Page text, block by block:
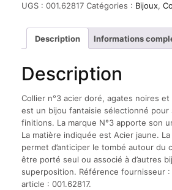
acier
agates
noires
perles
jaune
UGS : 001.62817 Catégories : Bijoux,
Description Informations
Description
Collier n°3 acier doré, agates noires
est un bijou fantaisie sélectionné pour
finitions. La marque N°3 apporte son
La matière indiquée est Acier jaune.
permet d’anticiper le tombé autour du
être porté seul ou associé à d’autres
superposition. Référence fournisseur :
article : 001.62817.